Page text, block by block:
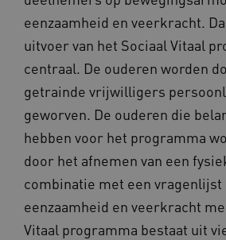
eenzaamheid en veerkracht.
uitvoer van het Sociaal Vitaal
centraal. De ouderen worden
getrainde vrijwilligers
geworven. De ouderen die
hebben voor het programma
door het afnemen van een
combinatie met een vragenlijst
eenzaamheid en veerkracht
Vitaal programma bestaat uit